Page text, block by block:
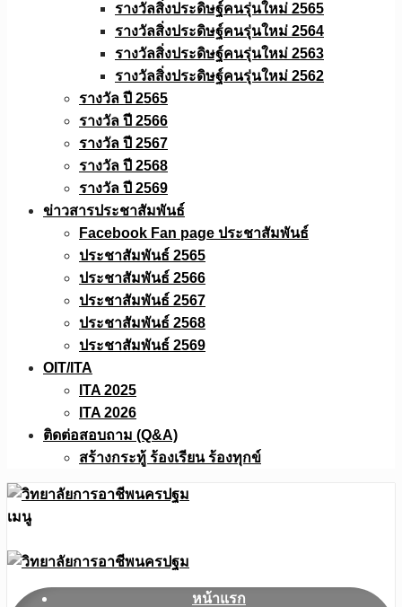
รางวัลสิ่งประดิษฐ์คนรุ่นใหม่ 2565
รางวัลสิ่งประดิษฐ์คนรุ่นใหม่ 2564
รางวัลสิ่งประดิษฐ์คนรุ่นใหม่ 2563
รางวัลสิ่งประดิษฐ์คนรุ่นใหม่ 2562
รางวัล ปี 2565
รางวัล ปี 2566
รางวัล ปี 2567
รางวัล ปี 2568
รางวัล ปี 2569
ข่าวสารประชาสัมพันธ์
Facebook Fan page ประชาสัมพันธ์
ประชาสัมพันธ์ 2565
ประชาสัมพันธ์ 2566
ประชาสัมพันธ์ 2567
ประชาสัมพันธ์ 2568
ประชาสัมพันธ์ 2569
OIT/ITA
ITA 2025
ITA 2026
ติดต่อสอบถาม (Q&A)
สร้างกระทู้ ร้องเรียน ร้องทุกข์
เมนู
หน้าแรก